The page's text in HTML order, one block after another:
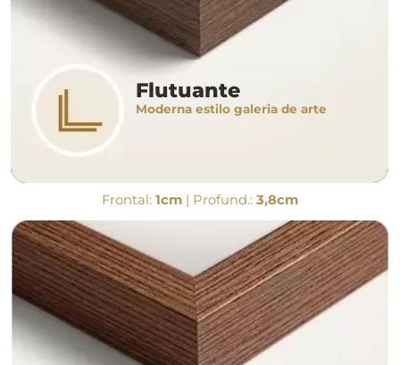
Flutuante
Moderna estilo galeria de arte
Frontal: 1cm | Profund.: 3,8cm